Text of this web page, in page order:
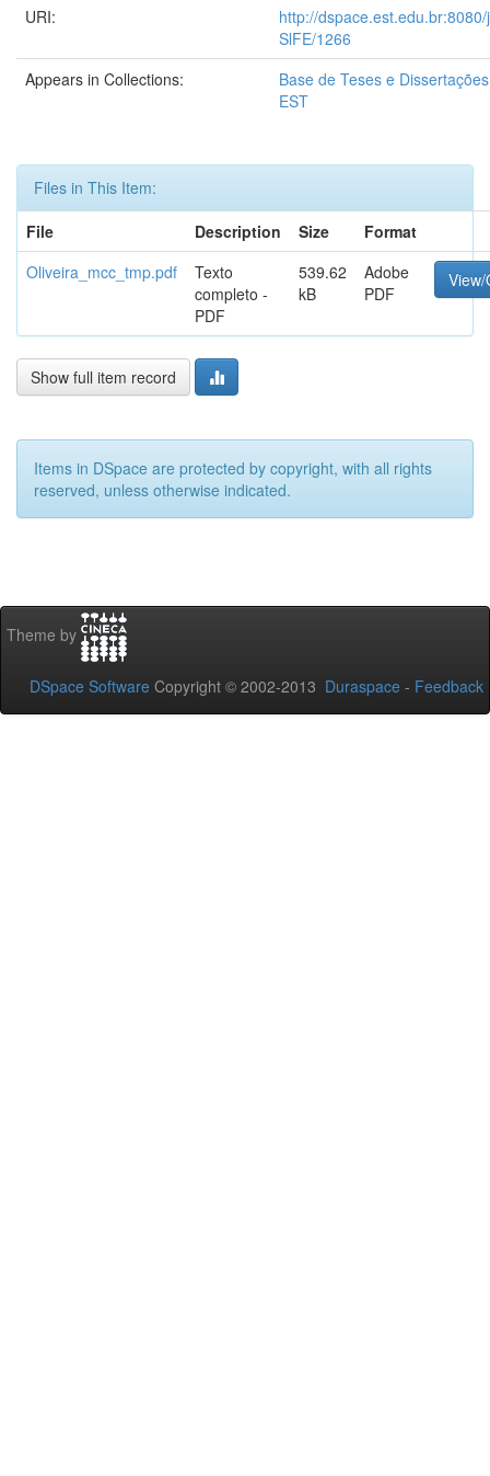
URI:
http://
SlFE/1266
Appears in Collections:
Base de Teses e
EST
Files in This Item:
File
Description Size
Format
Oliveira_mcc_tmp.pdf
Texto
completo -
PDF
539.62
kB
Adobe
PDF
Show full item record
Items in DSpace are protected by copyright, with all rights
reserved, unless otherwise indicated.
Theme by
DSpace Software Copyright © 2002-2013 Duraspace - Feedback